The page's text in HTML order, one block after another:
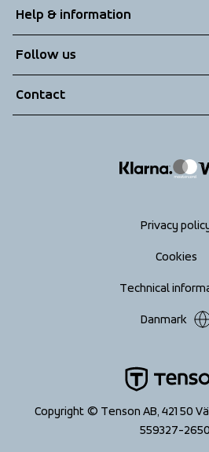
Sustainability
Technologies
Help & information
Terms & Conditions
Returns
Follow us
Contact
Copyright © Tenson AB, 421 50
559327-2650
Privacy
Cookies
Technical
Danmark